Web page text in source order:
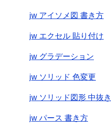
jw アイソメ図 書き方
jw エクセル 貼り付け
jw グラデーション
jw ソリッド 色変更
jw ソリッド図形 中抜き
jw パース 書き方